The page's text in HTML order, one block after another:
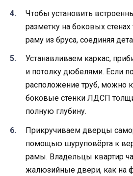
Чтобы установить
разметку на боковых
раму из бруса, соединяя
Устанавливаем каркас,
и потолку дюбелями. Если
расположение труб, можно
боковые стенки ЛДСП
полную глубину.
Прикручиваем дверцы
помощью шуруповёрта к
рамы. Владельцы квартир
жалюзийные двери, как на